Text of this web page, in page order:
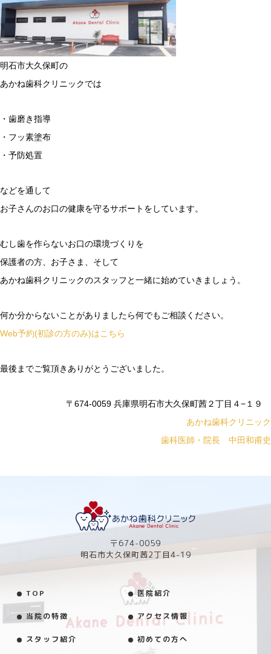
明石市大久保町の
あかね歯科クリニックでは
・歯磨き指導
・フッ素塗布
・予防処置
などを通して
お子さんのお口の健康を守るサポートをしています。
むし歯を作らないお口の環境づくりを
保護者の方、お子さま、そして
あかね歯科クリニックのスタッフと一緒に始めていきましょう。
何か分からないことがありましたら何でもご相談ください。
Web予約(初診の方のみ)はこちら
最後までご覧頂きありがとうございました。
〒674-0059 兵庫県明石市大久保町茜２丁目４−１９
あかね歯科クリニック
歯科医師・院長 中田和甫史
〒674-0059
明石市大久保町茜2丁目4-19
TOP 医院紹介
当院の特徴 アクセス情報
スタッフ紹介 初めての方へ